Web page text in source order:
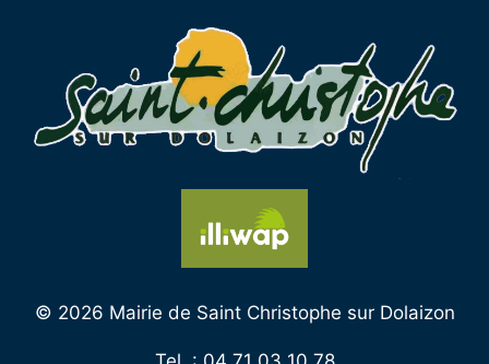
© 2026 Mairie de Saint Christophe sur Dolaizon